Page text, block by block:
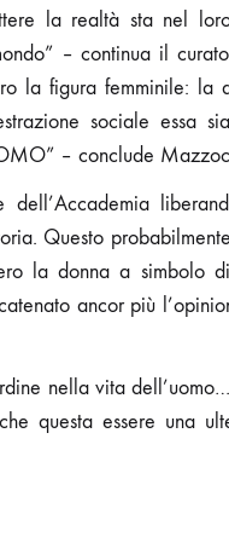
la realtà sta nel
– continua il
la figura femminile: la
sociale essa
– conclude
Questo
la donna a simbolo
ancor più
nella vita
questa essere una